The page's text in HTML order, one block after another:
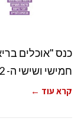
חמישי ושישי ה- 11-12 באפריל 2024 כנס "אוכלים בריא
קרא עוד ←